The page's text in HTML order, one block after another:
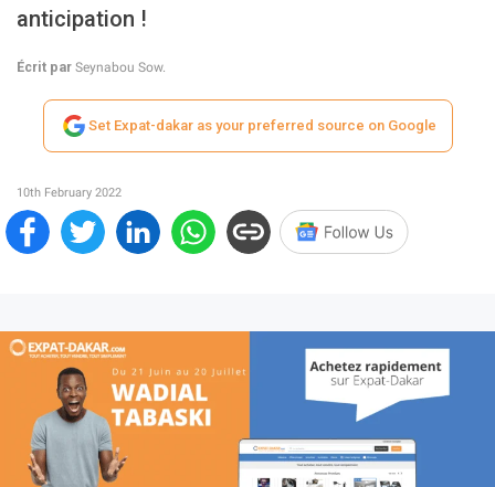
anticipation !
Écrit par Seynabou Sow.
Set Expat-dakar as your preferred source on Google
10th February 2022